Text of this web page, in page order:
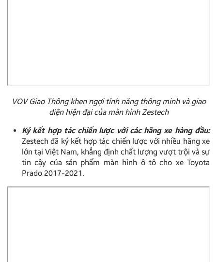
VOV Giao Thông khen ngợi tính năng thông minh và giao
diện hiện đại của màn hình Zestech
Ký kết hợp tác chiến lược với các hãng xe hàng đầu:
Zestech đã ký kết hợp tác chiến lược với nhiều hãng xe
lớn tại Việt Nam, khẳng định chất lượng vượt trội và sự
tin cậy của sản phẩm màn hình ô tô cho xe Toyota
Prado 2017-2021.